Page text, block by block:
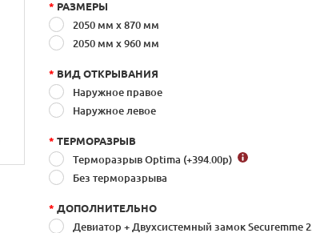
* РАЗМЕРЫ
2050 мм х 870 мм
2050 мм x 960 мм
* ВИД ОТКРЫВАНИЯ
Наружное правое
Наружное левое
* ТЕРМОРАЗРЫВ
Терморазрыв Optima (+394.00р)
Без терморазрыва
* ДОПОЛНИТЕЛЬНО
Девиатор + Двухсистемный замок Securemme